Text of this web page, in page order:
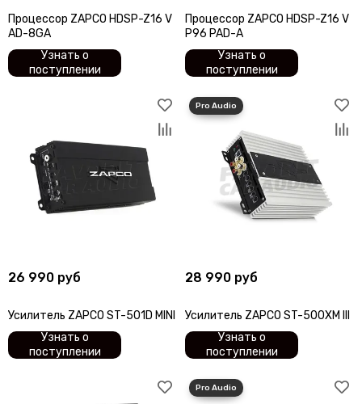
Процессор ZAPCO HDSP-Z16 V
AD-8GA
Узнать о
поступлении
Процессор ZAPCO HDSP-Z16 V
P96 PAD-A
Узнать о
поступлении
26 990 руб
Усилитель ZAPCO ST-501D MINI
Узнать о
поступлении
28 990 руб
Усилитель ZAPCO ST-500XM III
Узнать о
поступлении